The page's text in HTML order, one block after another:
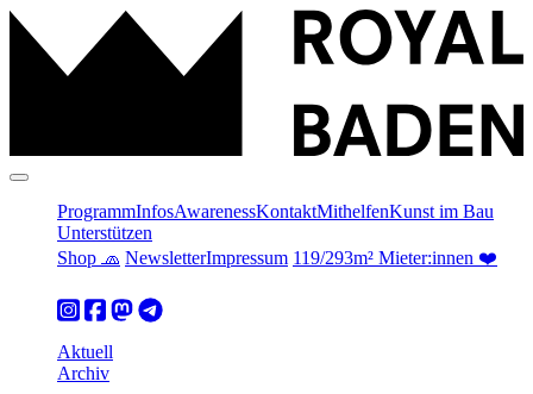
ProgrammInfosAwarenessKontaktMithelfenKunst im Bau
Unterstützen
Shop 🧢 NewsletterImpressum 119/293m² Mieter:innen ❤️
Aktuell
Archiv